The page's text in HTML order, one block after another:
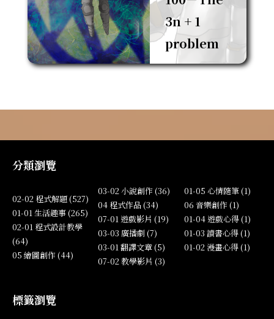
3n + 1
problem
分類瀏覽
02-02 程式解題 (527)
01-01 生活趣事 (265)
02-01 程式設計教學
(64)
05 繪圖創作 (44)
03-02 小說創作 (36)
04 程式作品 (34)
07-01 遊戲影片 (19)
03-03 廣播劇 (7)
03-01 翻譯文章 (5)
07-02 教學影片 (3)
01-05 心情隨筆 (1)
06 音樂創作 (1)
01-04 遊戲心得 (1)
01-03 讀書心得 (1)
01-02 漫畫心得 (1)
標籤瀏覽